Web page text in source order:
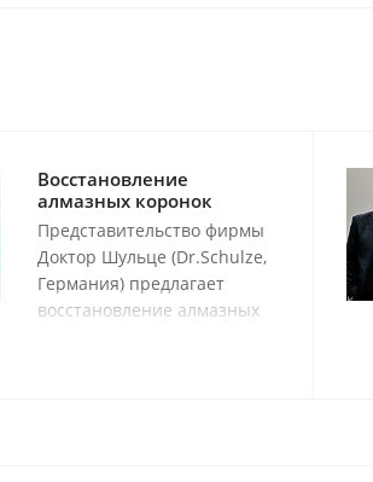
Восстановление
алмазных коронок
Представительство фирмы
Доктор Шульце (Dr.Schulze,
Германия) предлагает
восстановление алмазных